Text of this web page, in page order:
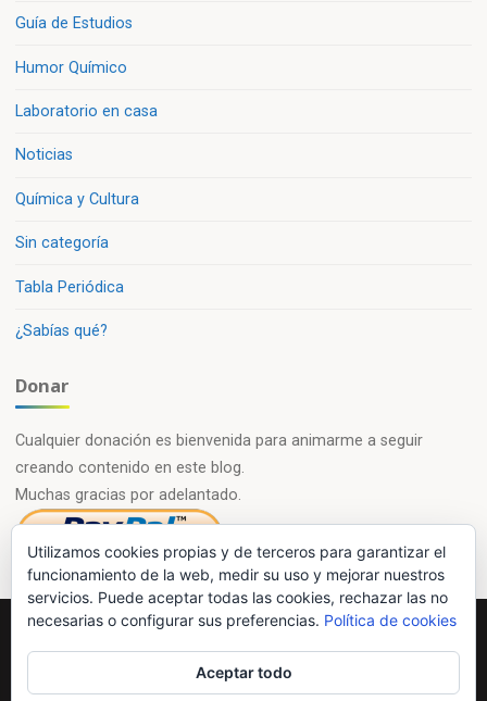
Guía de Estudios
Humor Químico
Laboratorio en casa
Noticias
Química y Cultura
Sin categoría
Tabla Periódica
¿Sabías qué?
Donar
Cualquier donación es bienvenida para animarme a seguir
creando contenido en este blog.
Muchas gracias por adelantado.
Utilizamos cookies propias y de terceros para garantizar el
funcionamiento de la web, medir su uso y mejorar nuestros
servicios. Puede aceptar todas las cookies, rechazar las no
necesarias o configurar sus preferencias. Política de cookies
Aceptar todo